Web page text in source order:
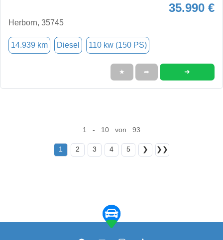
35.990 €
Herborn, 35745
14.939 km Diesel 110 kw (150 PS)
★ ➦ ➜
1 - 10 von 93
1 2 3 4 5 ❯ ❯❯